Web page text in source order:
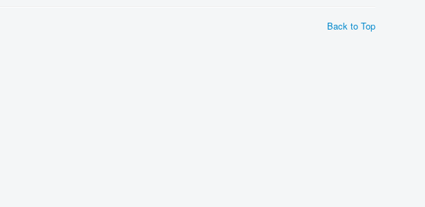
Back to Top